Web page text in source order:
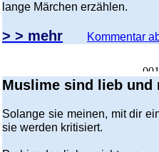
lange Märchen erzählen.
> > mehr Kommentar
Muslime sind lieb und
Solange sie meinen, mit dir
sie werden kritisiert.